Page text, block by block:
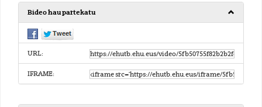
Bideo hau partekatu
URL:
IFRAME: